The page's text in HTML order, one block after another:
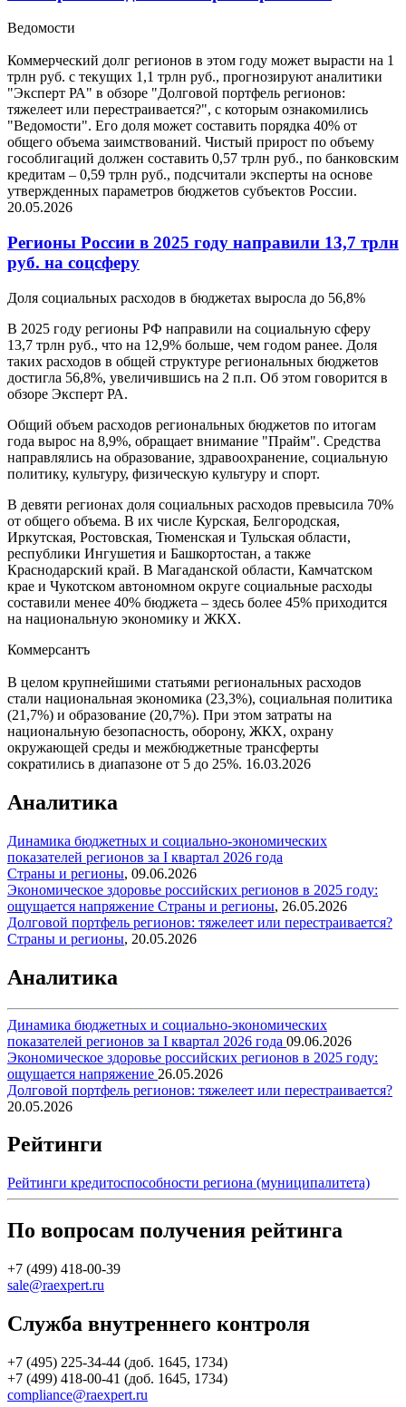
Ведомости
Коммерческий долг регионов в этом году может вырасти на 1
трлн руб. с текущих 1,1 трлн руб., прогнозируют аналитики
"Эксперт РА" в обзоре "Долговой портфель регионов:
тяжелеет или перестраивается?", с которым ознакомились
"Ведомости". Его доля может составить порядка 40% от
общего объема заимствований. Чистый прирост по объему
гособлигаций должен составить 0,57 трлн руб., по банковским
кредитам – 0,59 трлн руб., подсчитали эксперты на основе
утвержденных параметров бюджетов субъектов России.
20.05.2026
Регионы России в 2025 году направили 13,7 трлн
руб. на соцсферу
Доля социальных расходов в бюджетах выросла до 56,8%
В 2025 году регионы РФ направили на социальную сферу
13,7 трлн руб., что на 12,9% больше, чем годом ранее. Доля
таких расходов в общей структуре региональных бюджетов
достигла 56,8%, увеличившись на 2 п.п. Об этом говорится в
обзоре Эксперт РА.
Общий объем расходов региональных бюджетов по итогам
года вырос на 8,9%, обращает внимание "Прайм". Средства
направлялись на образование, здравоохранение, социальную
политику, культуру, физическую культуру и спорт.
В девяти регионах доля социальных расходов превысила 70%
от общего объема. В их числе Курская, Белгородская,
Иркутская, Ростовская, Тюменская и Тульская области,
республики Ингушетия и Башкортостан, а также
Краснодарский край. В Магаданской области, Камчатском
крае и Чукотском автономном округе социальные расходы
составили менее 40% бюджета – здесь более 45% приходится
на национальную экономику и ЖКХ.
Коммерсантъ
В целом крупнейшими статьями региональных расходов
стали национальная экономика (23,3%), социальная политика
(21,7%) и образование (20,7%). При этом затраты на
национальную безопасность, оборону, ЖКХ, охрану
окружающей среды и межбюджетные трансферты
сократились в диапазоне от 5 до 25%. 16.03.2026
Аналитика
Динамика бюджетных и социально-экономических
показателей регионов за I квартал 2026 года
Страны и регионы, 09.06.2026
Экономическое здоровье российских регионов в 2025 году:
ощущается напряжение Страны и регионы, 26.05.2026
Долговой портфель регионов: тяжелеет или перестраивается?
Страны и регионы, 20.05.2026
Аналитика
Динамика бюджетных и социально-экономических
показателей регионов за I квартал 2026 года 09.06.2026
Экономическое здоровье российских регионов в 2025 году:
ощущается напряжение 26.05.2026
Долговой портфель регионов: тяжелеет или перестраивается?
20.05.2026
Рейтинги
Рейтинги кредитоспособности региона (муниципалитета)
По вопросам получения рейтинга
+7 (499) 418-00-39
sale@raexpert.ru
Служба внутреннего контроля
+7 (495) 225-34-44 (доб. 1645, 1734)
+7 (499) 418-00-41 (доб. 1645, 1734)
compliance@raexpert.ru